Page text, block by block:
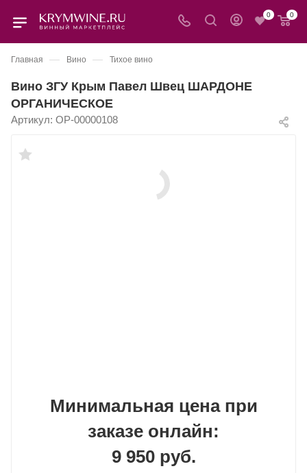
0 0
Главная — Вино — Тихое вино
Вино ЗГУ Крым Павел Швец ШАРДОНЕ
ОРГАНИЧЕСКОЕ
Артикул: OP-00000108
Минимальная цена при
заказе онлайн:
9 950 руб.